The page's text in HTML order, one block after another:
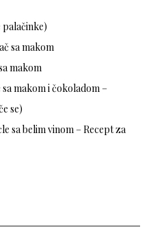
sa makom
makom
makom i čokoladom –
se)
sa belim vinom – Recept za